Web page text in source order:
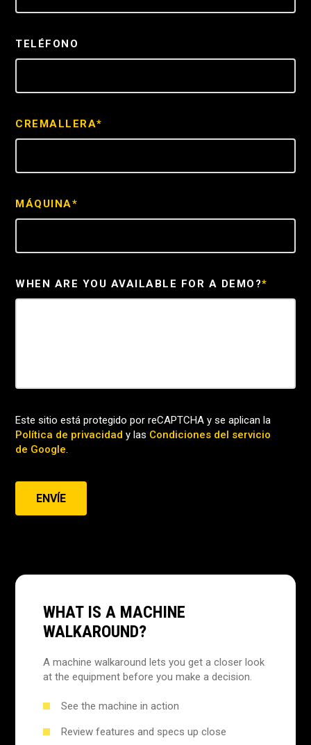
TELÉFONO
CREMALLERA*
MÁQUINA*
WHEN ARE YOU AVAILABLE FOR A DEMO?*
Este sitio está protegido por reCAPTCHA y se aplican la
Política de privacidad y las Condiciones del servicio
de Google.
ENVÍE
WHAT IS A MACHINE
WALKAROUND?
A machine walkaround lets you get a closer look
at the equipment before you make a decision.
See the machine in action
Review features and specs up close